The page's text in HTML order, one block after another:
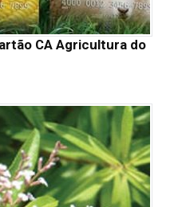
CA Agricultura do